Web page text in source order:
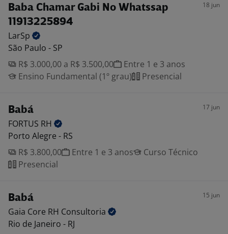
Baba Chamar Gabi No Whatssap
11913225894
18 jun
LarSp
São Paulo - SP
R$ 3.000,00 a R$ 3.500,00
Entre 1 e 3 anos
Ensino Fundamental (1º grau)
Presencial
Babá 17 jun
FORTUS RH
Porto Alegre - RS
R$ 3.800,00
Entre 1 e 3 anos
Curso Técnico
Presencial
Babá 15 jun
Gaia Core RH Consultoria
Rio de Janeiro - RJ